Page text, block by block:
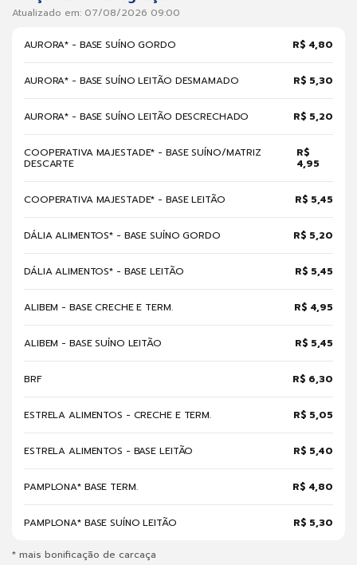
Atualizado em: 07/08/2026 09:00
AURORA* - BASE SUÍNO GORDO R$ 4,80
AURORA* - BASE SUÍNO LEITÃO DESMAMADO R$ 5,30
AURORA* - BASE SUÍNO LEITÃO DESCRECHADO R$ 5,20
COOPERATIVA MAJESTADE* - BASE SUÍNO/MATRIZ
DESCARTE
R$
4,95
COOPERATIVA MAJESTADE* - BASE LEITÃO R$ 5,45
DÁLIA ALIMENTOS* - BASE SUÍNO GORDO R$ 5,20
DÁLIA ALIMENTOS* - BASE LEITÃO R$ 5,45
ALIBEM - BASE CRECHE E TERM. R$ 4,95
ALIBEM - BASE SUÍNO LEITÃO R$ 5,45
BRF R$ 6,30
ESTRELA ALIMENTOS - CRECHE E TERM. R$ 5,05
ESTRELA ALIMENTOS - BASE LEITÃO R$ 5,40
PAMPLONA* BASE TERM. R$ 4,80
PAMPLONA* BASE SUÍNO LEITÃO R$ 5,30
* mais bonificação de carcaça